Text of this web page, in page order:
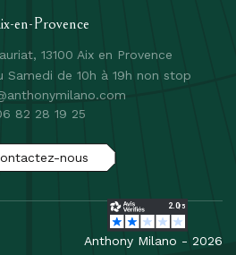
en-Provence
13100 Aix en Provence
Samedi de 10h à 19h non stop
82 28 19 25
nous
Anthony Milano - 2026